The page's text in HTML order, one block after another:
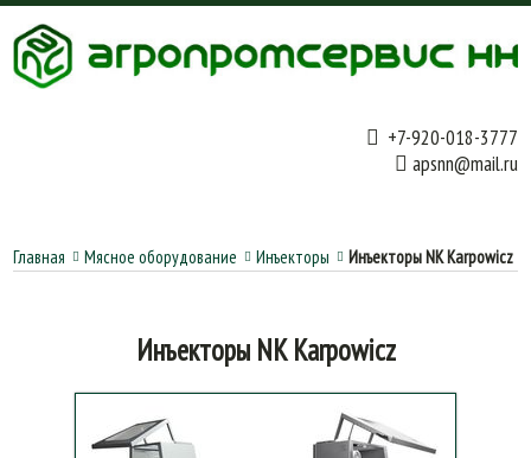
+7-920-018-3777
apsnn@mail.ru
Главная Мясное оборудование Инъекторы Инъекторы NK Karpowicz
Инъекторы NK Karpowicz